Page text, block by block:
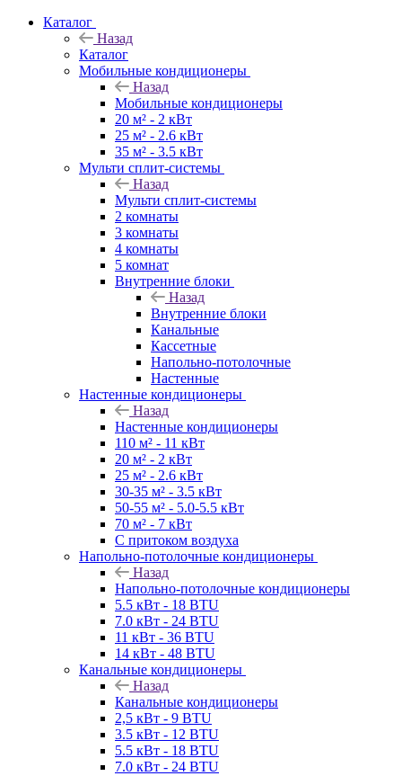
Каталог
Назад
Каталог
Мобильные кондиционеры
Назад
Мобильные кондиционеры
20 м² - 2 кВт
25 м² - 2.6 кВт
35 м² - 3.5 кВт
Мульти сплит-системы
Назад
Мульти сплит-системы
2 комнаты
3 комнаты
4 комнаты
5 комнат
Внутренние блоки
Назад
Внутренние блоки
Канальные
Кассетные
Напольно-потолочные
Настенные
Настенные кондиционеры
Назад
Настенные кондиционеры
110 м² - 11 кВт
20 м² - 2 кВт
25 м² - 2.6 кВт
30-35 м² - 3.5 кВт
50-55 м² - 5.0-5.5 кВт
70 м² - 7 кВт
С притоком воздуха
Напольно-потолочные кондиционеры
Назад
Напольно-потолочные кондиционеры
5.5 кВт - 18 BTU
7.0 кВт - 24 BTU
11 кВт - 36 BTU
14 кВт - 48 BTU
Канальные кондиционеры
Назад
Канальные кондиционеры
2,5 кВт - 9 BTU
3.5 кВт - 12 BTU
5.5 кВт - 18 BTU
7.0 кВт - 24 BTU